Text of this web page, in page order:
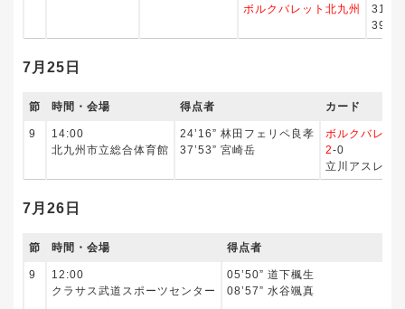
ボルクバレット北九州
7月25日
節 時間・会場 得点者 カード
9
14:00
北九州市立総合体育館
24’16” 林田フェリペ良孝
37’53” 宮崎岳
ボルクバレッ
2-0
立川アスレテ
7月26日
節 時間・会場 得点者
9
12:00
クラサス武道スポーツセンター
05’50” 道下楓生
08’57” 水谷颯真